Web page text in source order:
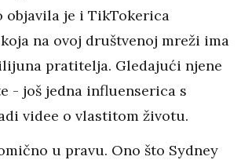
objavila je i TikTokerica
na ovoj društvenoj mreži ima
pratitelja. Gledajući njene
- još jedna influenserica s
videe o vlastitom životu.
u pravu. Ono što Sydney